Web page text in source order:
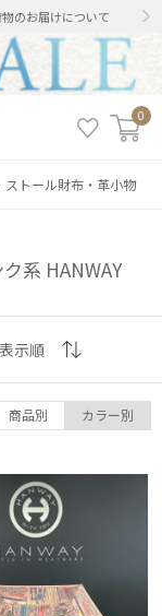
のお届けについて
0
ストール財布・革小物
系 HANWAY
キッズ
表示順
商品別 カラー別